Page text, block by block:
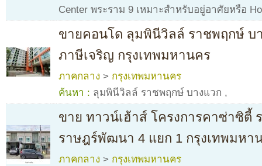
Center พระราม 9 เหมาะสำหรับอยู่อาศัยหรือ
ขายคอนโด ลุมพินีวิลล์ ราชพฤกษ์ บ
ภาษีเจริญ กรุงเทพมหานคร
ภาคกลาง > กรุงเทพมหานคร
ค้นหา : ลุมพินีวิลล์ ราชพฤกษ์ บางแวก ,
ขาย ทาวน์เฮ้าส์ โครงการคาซ่าซิตี้
ราษฎร์พัฒนา 4 แยก 1 กรุงเทพมหา
ภาคกลาง > กรุงเทพมหานคร